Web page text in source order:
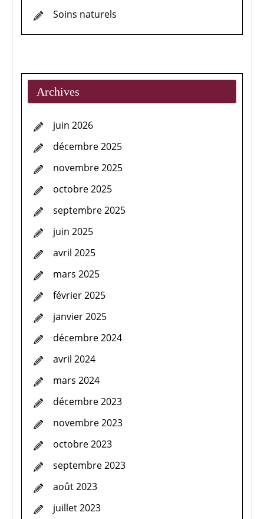
Soins naturels
Archives
juin 2026
décembre 2025
novembre 2025
octobre 2025
septembre 2025
juin 2025
avril 2025
mars 2025
février 2025
janvier 2025
décembre 2024
avril 2024
mars 2024
décembre 2023
novembre 2023
octobre 2023
septembre 2023
août 2023
juillet 2023